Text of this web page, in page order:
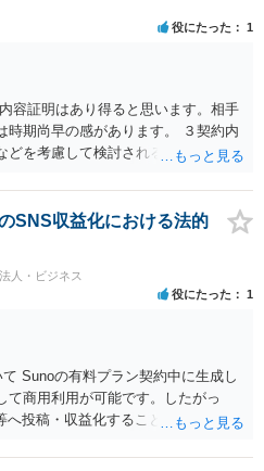
役にたった 1
容証明はあり得ると思います。相手
時期尚早の感があります。 ３契約内
どを考慮して検討されるとよいでし
れるのはごく一部です。 ５事案の詳
の発生なども確認するとよいでしょ
、直接連絡を避けることも方法の一
SNS収益化における法的
人・ビジネス
役にたった 1
Sunoの有料プラン契約中に生成し
て商用利用が可能です。したがっ
へ投稿・収益化することも、通常は
や伴奏の使用について AIボーカル